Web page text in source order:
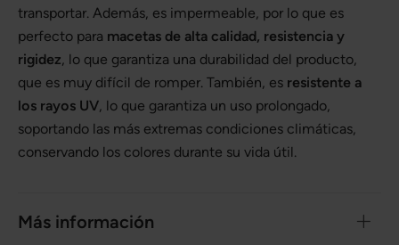
transportar. Además, es impermeable, por lo que es
perfecto para macetas de alta calidad, resistencia y
rigidez, lo que garantiza una durabilidad del producto,
que es muy difícil de romper. También, es resistente a
los rayos UV, lo que garantiza un uso prolongado,
soportando las más extremas condiciones climáticas,
conservando los colores durante su vida útil.
Más información